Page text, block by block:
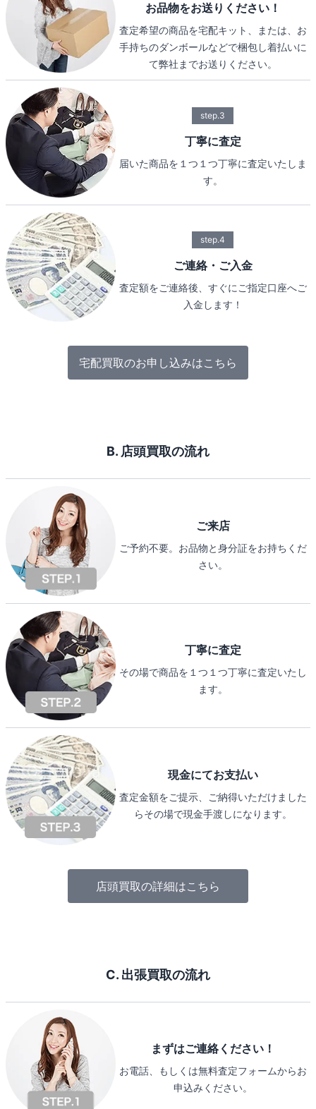
お品物をお送りください！
査定希望の商品を宅配キット、または、お
手持ちのダンボールなどで梱包し着払いに
て弊社までお送りください。
step.3
丁寧に査定
届いた商品を１つ１つ丁寧に査定いたしま
す。
step.4
ご連絡・ご入金
査定額をご連絡後、すぐにご指定口座へご
入金します！
宅配買取のお申し込みはこちら
B. 店頭買取の流れ
ご来店
ご予約不要。お品物と身分証をお持ちくだ
さい。
丁寧に査定
その場で商品を１つ１つ丁寧に査定いたし
ます。
現金にてお支払い
査定金額をご提示、ご納得いただけました
らその場で現金手渡しになります。
店頭買取の詳細はこちら
C. 出張買取の流れ
まずはご連絡ください！
お電話、もしくは無料査定フォームからお
申込みください。